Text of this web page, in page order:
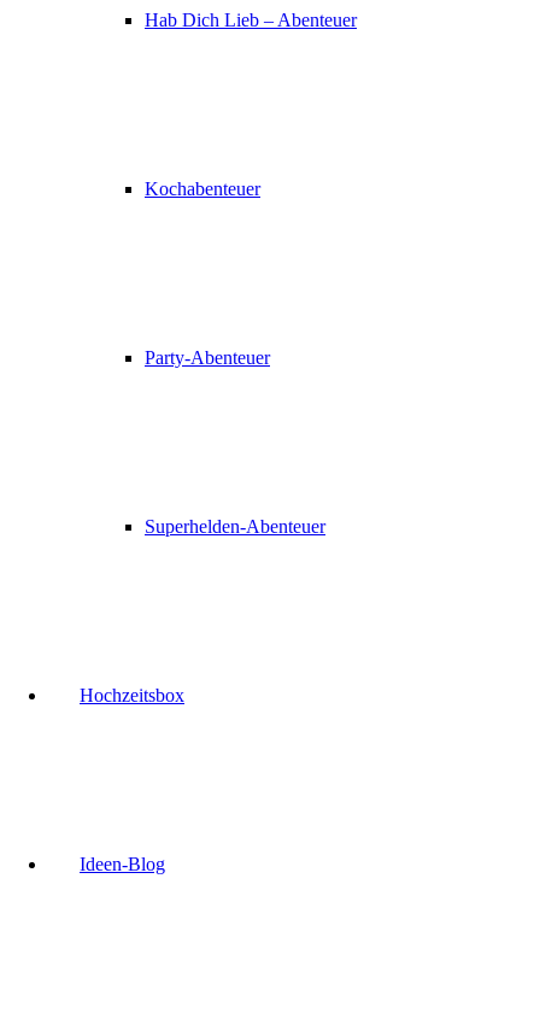
Hab Dich Lieb – Abenteuer
Kochabenteuer
Party-Abenteuer
Superhelden-Abenteuer
Hochzeitsbox
Ideen-Blog